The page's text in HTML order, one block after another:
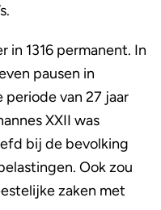
in 1316 permanent. In
pausen in
periode van 27 jaar
XXII was
bij de bevolking
Ook zou
zaken met